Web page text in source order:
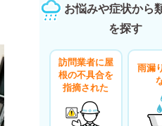
お悩みや症状から
を探す
訪問業者に屋
根の不具合を
指摘された
雨漏